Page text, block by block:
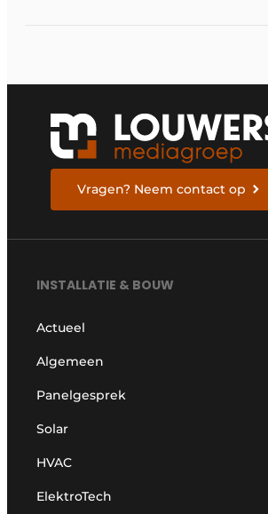
Vragen? Neem contact op
INSTALLATIE & BOUW
Actueel
Algemeen
Panelgesprek
Solar
HVAC
ElektroTech